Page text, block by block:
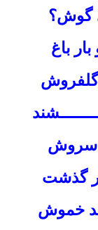
گوش؟
باغ
سروش
بر گذشت
خموش